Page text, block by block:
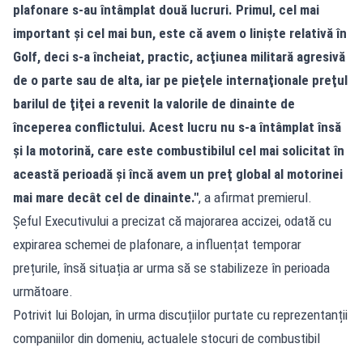
plafonare s-au întâmplat două lucruri. Primul, cel mai
important şi cel mai bun, este că avem o linişte relativă în
Golf, deci s-a încheiat, practic, acţiunea militară agresivă
de o parte sau de alta, iar pe pieţele internaţionale preţul
barilul de ţiţei a revenit la valorile de dinainte de
începerea conflictului. Acest lucru nu s-a întâmplat însă
şi la motorină, care este combustibilul cel mai solicitat în
această perioadă şi încă avem un preţ global al motorinei
mai mare decât cel de dinainte.", a afirmat premierul.
Șeful Executivului a precizat că majorarea accizei, odată cu
expirarea schemei de plafonare, a influențat temporar
prețurile, însă situația ar urma să se stabilizeze în perioada
următoare.
Potrivit lui Bolojan, în urma discuțiilor purtate cu reprezentanții
companiilor din domeniu, actualele stocuri de combustibil